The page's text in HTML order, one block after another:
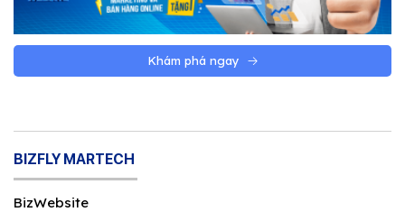
Khám phá ngay
BIZFLY MARTECH
BizWebsite